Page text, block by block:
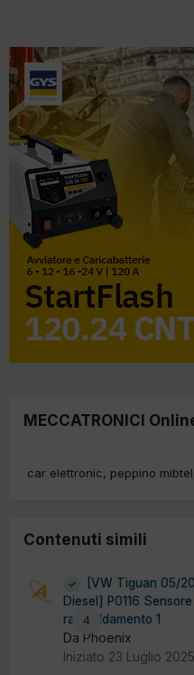
MECCATRONICI
car elettronic peppino mibtel
Contenuti simili
4
[VW Tiguan 05/
Diesel] P0116
raffreddamento 1
Da Phoenix
Iniziato 23 Luglio 2025